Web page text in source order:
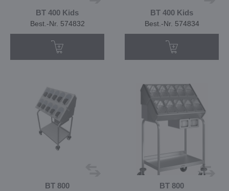
BT 400 Kids
Best.-Nr. 574832
BT 400 Kids
Best.-Nr. 574834
BT 800 BT 800